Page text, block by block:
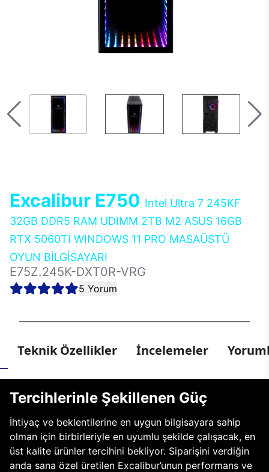
Excalibur E750 Intel Ultra 7 245KF
32GB DDR5 RAM UDIMM 2TB M2 ASUS 16GB
RTX 5060TI WINDOWS 11 PRO MASAÜSTÜ
OYUN BİLGİSAYARI
E75Z.245K-DXT0R-VRG
5 Yorum
Teknik Özellikler İncelemeler
Tercihlerinle Şekillenen Güç
İhtiyaç ve beklentilerine en uygun bilgisayara sahip
olman için birbirleriyle en uyumlu şekilde çalışacak, en
üst kalite ürünler tercihini bekliyor. Siparişini verdiğin
anda sana özel üretilen Excalibur’unun performans ve